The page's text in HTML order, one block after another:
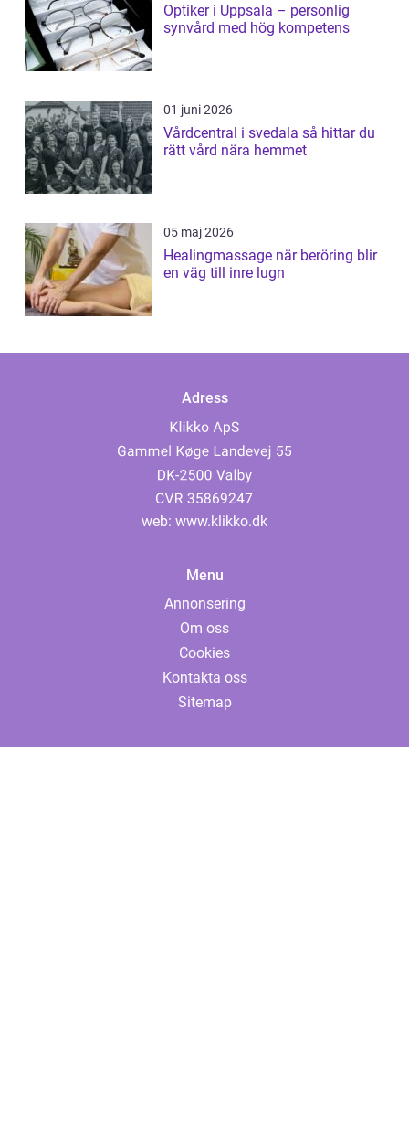
Optiker i Uppsala – personlig
synvård med hög kompetens
01 juni 2026
Vårdcentral i svedala så hittar du
rätt vård nära hemmet
05 maj 2026
Healingmassage när beröring blir
en väg till inre lugn
Adress
web: www.klikko.dk
Menu
Annonsering
Om oss
Cookies
Kontakta oss
Sitemap